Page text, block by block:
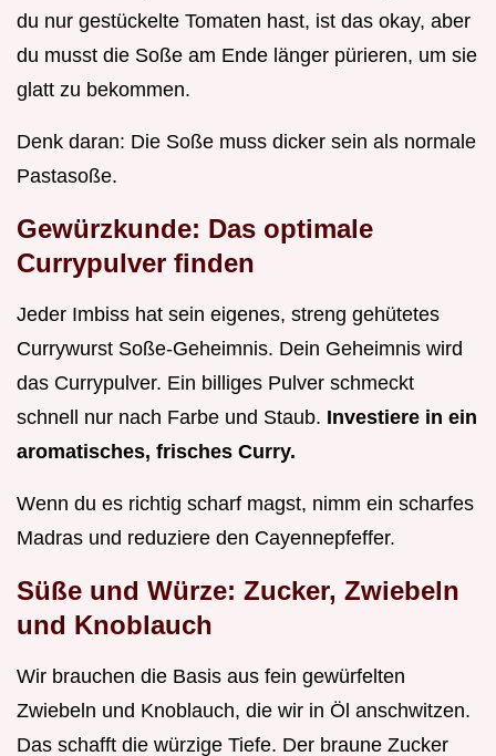
du nur gestückelte Tomaten hast, ist das okay, aber
du musst die Soße am Ende länger pürieren, um sie
glatt zu bekommen.
Denk daran: Die Soße muss dicker sein als normale
Pastasoße.
Gewürzkunde: Das optimale
Currypulver finden
Jeder Imbiss hat sein eigenes, streng gehütetes
Currywurst Soße-Geheimnis. Dein Geheimnis wird
das Currypulver. Ein billiges Pulver schmeckt
schnell nur nach Farbe und Staub. Investiere in ein
aromatisches, frisches Curry.
Wenn du es richtig scharf magst, nimm ein scharfes
Madras und reduziere den Cayennepfeffer.
Süße und Würze: Zucker, Zwiebeln
und Knoblauch
Wir brauchen die Basis aus fein gewürfelten
Zwiebeln und Knoblauch, die wir in Öl anschwitzen.
Das schafft die würzige Tiefe. Der braune Zucker